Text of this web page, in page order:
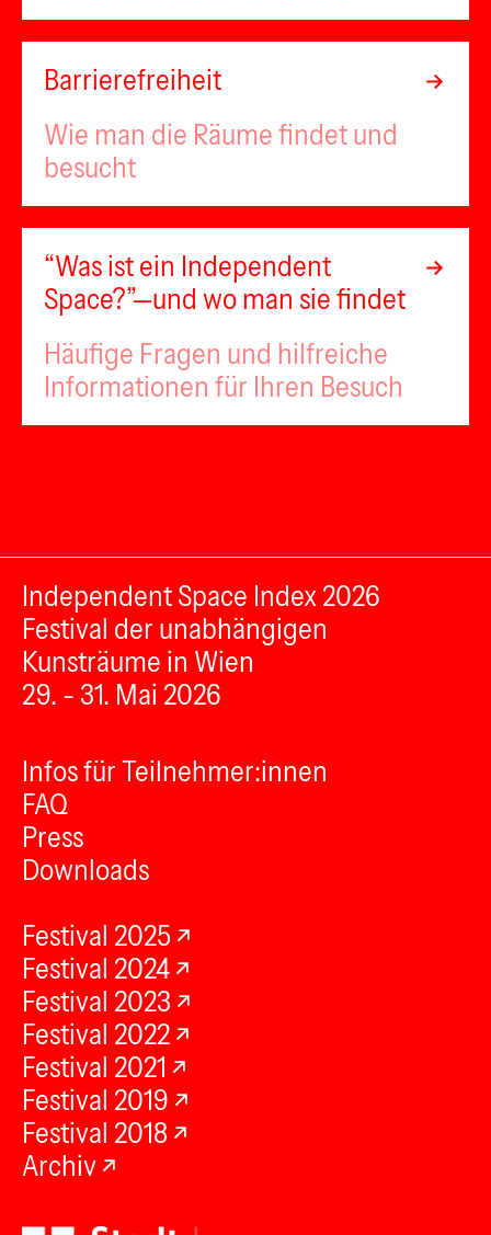
Barrierefreiheit
Wie man die Räume findet und
besucht
“Was ist ein Independent
Space?”—und wo man sie findet
Häufige Fragen und hilfreiche
Informationen für Ihren Besuch
Independent Space Index 2026
Festival der unabhängigen
Kunsträume in Wien
29. - 31. Mai 2026
Infos für Teilnehmer:innen
FAQ
Press
Downloads
Festival 2025
Festival 2024
Festival 2023
Festival 2022
Festival 2021
Festival 2019
Festival 2018
Archiv